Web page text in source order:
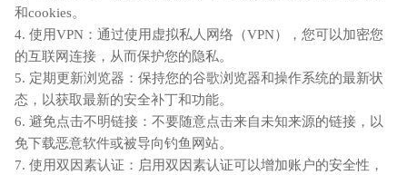
和cookies。
4. 使用VPN：通过使用虚拟私人网络（VPN），您可以加密您
的互联网连接，从而保护您的隐私。
5. 定期更新浏览器：保持您的谷歌浏览器和操作系统的最新状
态，以获取最新的安全补丁和功能。
6. 避免点击不明链接：不要随意点击来自未知来源的链接，以
免下载恶意软件或被导向钓鱼网站。
7. 使用双因素认证：启用双因素认证可以增加账户的安全性，